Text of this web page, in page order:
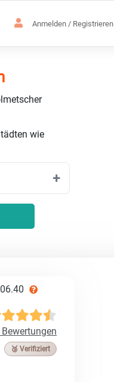
Anmelden / Registrieren
wie
Bewertungen
🥉 Verifiziert